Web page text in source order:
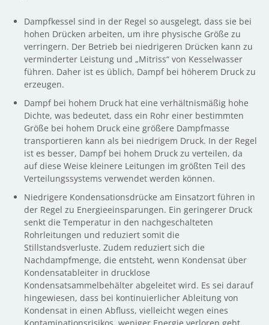
Dampfkessel sind in der Regel so ausgelegt, dass sie bei
hohen Drücken arbeiten, um ihre physische Größe zu
verringern. Der Betrieb bei niedrigeren Drücken kann zu
verminderter Leistung und „Mitriss“ von Kesselwasser
führen. Daher ist es üblich, Dampf bei höherem Druck zu
erzeugen.
Dampf bei hohem Druck hat eine verhältnismäßig hohe
Dichte, was bedeutet, dass ein Rohr einer bestimmten
Größe bei hohem Druck eine größere Dampfmasse
transportieren kann als bei niedrigem Druck. In der Regel
ist es besser, Dampf bei hohem Druck zu verteilen, da
auf diese Weise kleinere Leitungen im größten Teil des
Verteilungssystems verwendet werden können.
Niedrigere Kondensationsdrücke am Einsatzort führen in
der Regel zu Energieeinsparungen. Ein geringerer Druck
senkt die Temperatur in den nachgeschalteten
Rohrleitungen und reduziert somit die
Stillstandsverluste. Zudem reduziert sich die
Nachdampfmenge, die entsteht, wenn Kondensat über
Kondensatableiter in drucklose
Kondensatsammelbehälter abgeleitet wird. Es sei darauf
hingewiesen, dass bei kontinuierlicher Ableitung von
Kondensat in einen Abfluss, vielleicht wegen eines